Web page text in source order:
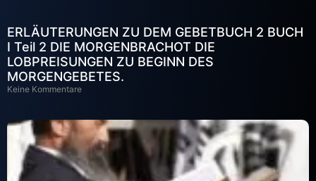
ERLÄUTERUNGEN ZU DEM GEBETBUCH 2 BUCH
I Teil 2 DIE MORGENBRACHOT DIE
LOBPREISUNGEN ZU BEGINN DES
MORGENGEBETES.
Keine Kommentare